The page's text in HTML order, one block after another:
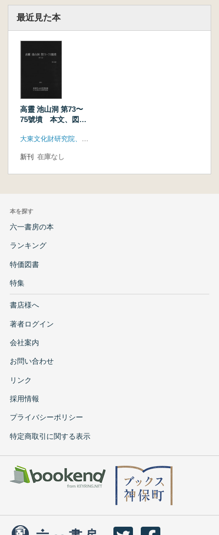
最近見た本
高靈 池山洞 第73〜
75號墳 本文、図
新刊 在庫なし
本を探す
六一書房の本
ランキング
特価図書
特集
書店様へ
著者ログイン
会社案内
お問い合わせ
リンク
採用情報
プライバシーポリシー
特定商取引に関する表示